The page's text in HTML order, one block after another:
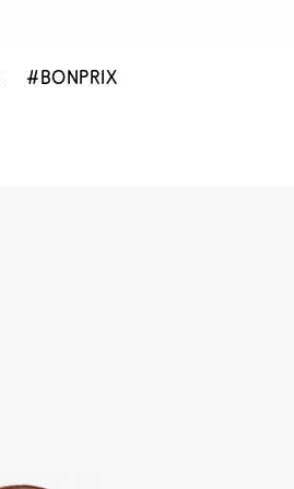
#BONPRIX